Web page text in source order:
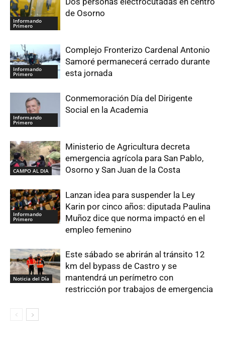
Informando
Primero
de Osorno
Informando
Primero
Complejo Fronterizo Cardenal Antonio
Samoré permanecerá cerrado durante
esta jornada
Informando
Primero
Conmemoración Día del Dirigente
Social en la Academia
CAMPO AL DIA
Ministerio de Agricultura decreta
emergencia agrícola para San Pablo,
Osorno y San Juan de la Costa
Informando
Primero
Lanzan idea para suspender la Ley
Karin por cinco años: diputada Paulina
Muñoz dice que norma impactó en el
empleo femenino
Noticia del Día
Este sábado se abrirán al tránsito 12
km del bypass de Castro y se
mantendrá un perímetro con
restricción por trabajos de emergencia